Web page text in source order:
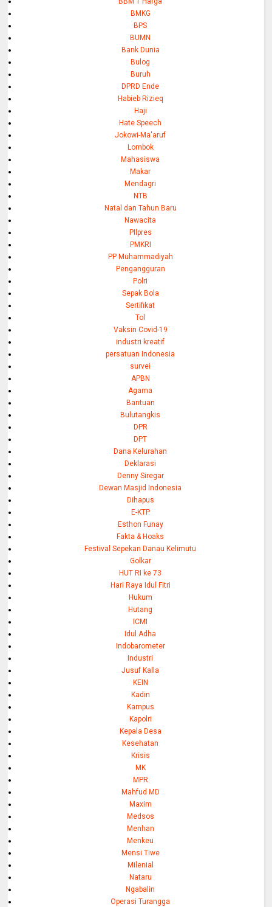
BMKG
BPS
BUMN
Bank Dunia
Bulog
Buruh
DPRD Ende
Habieb Rizieq
Haji
Hate Speech
Jokowi-Ma'aruf
Lombok
Mahasiswa
Makar
Mendagri
NTB
Natal dan Tahun Baru
Nawacita
PIlpres
PMKRI
PP Muhammadiyah
Pengangguran
Polri
Sepak Bola
Sertifikat
Tol
Vaksin Covid-19
industri kreatif
persatuan Indonesia
survei
APBN
Agama
Bantuan
Bulutangkis
DPR
DPT
Dana Kelurahan
Deklarasi
Denny Siregar
Dewan Masjid Indonesia
Dihapus
E-KTP
Esthon Funay
Fakta & Hoaks
Festival Sepekan Danau Kelimutu
Golkar
HUT RI ke 73
Hari Raya Idul Fitri
Hukum
Hutang
ICMI
Idul Adha
Indobarometer
Industri
Jusuf Kalla
KEIN
Kadin
Kampus
Kapolri
Kepala Desa
Kesehatan
Krisis
MK
MPR
Mahfud MD
Maxim
Medsos
Menhan
Menkeu
Mensi Tiwe
Milenial
Nataru
Ngabalin
Operasi Turangga